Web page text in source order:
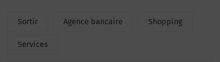
Sortir Agence bancaire Shopping
Services